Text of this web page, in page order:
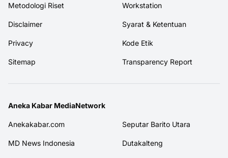
Metodologi Riset Workstation
Disclaimer Syarat & Ketentuan
Privacy Kode Etik
Sitemap Transparency Report
Aneka Kabar MediaNetwork
Anekakabar.com Seputar Barito Utara
MD News Indonesia Dutakalteng